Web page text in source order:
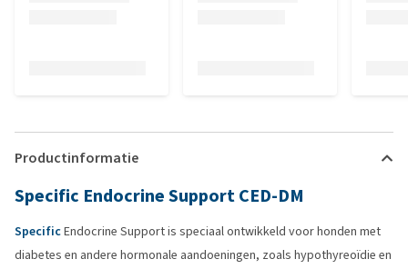
Productinformatie
Specific Endocrine Support CED-DM
SpecificEndocrine Support is speciaal ontwikkeld voor honden met
diabetes en andere hormonale aandoeningen, zoals hypothyreoïdie en